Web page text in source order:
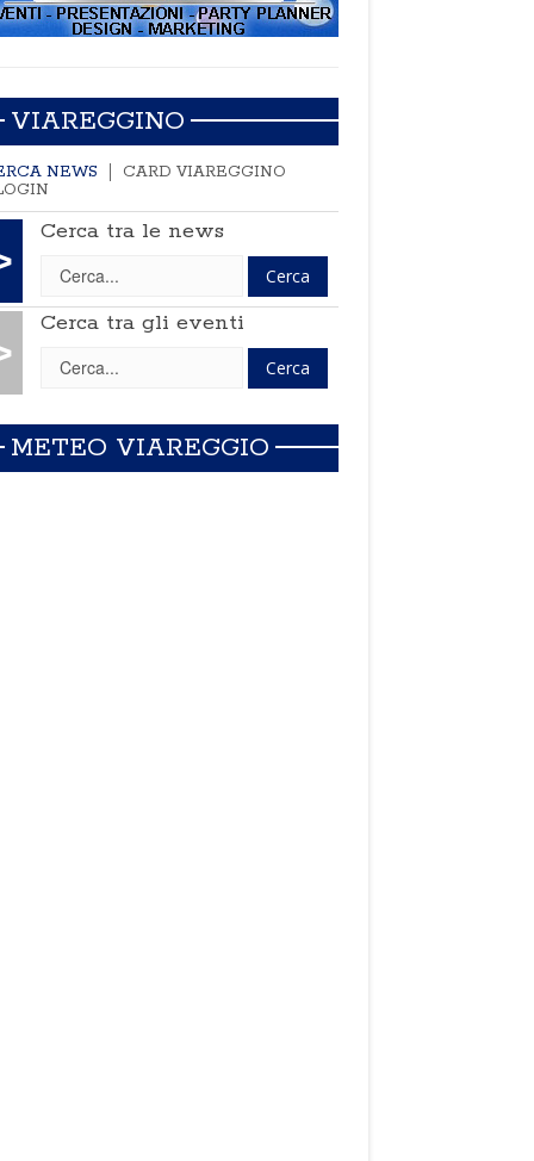
VIAREGGINO
NEWS
CARD VIAREGGINO
Cerca tra le news
Cerca tra gli eventi
METEO VIAREGGIO